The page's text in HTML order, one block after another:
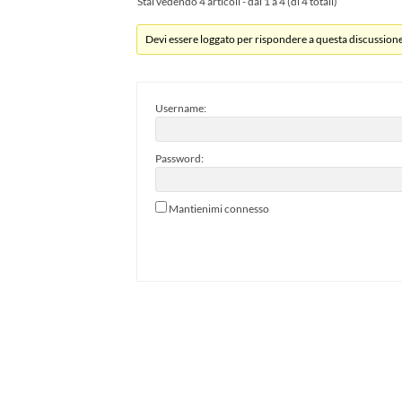
Devi essere loggato per rispondere a questa
Username:
Password:
Mantienimi connesso